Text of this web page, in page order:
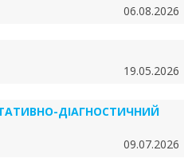
06.08.2026
19.05.2026
ДІАГНОСТИЧНИЙ
09.07.2026